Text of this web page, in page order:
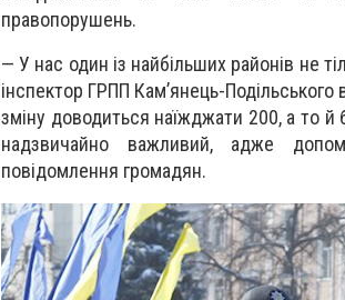
правопорушень.
— У нас один із найбільших районів не
інспектор ГРПП Кам’янець-Подільського
зміну доводиться наїжджати 200, а то й
надзвичайно важливий, адже
повідомлення громадян.